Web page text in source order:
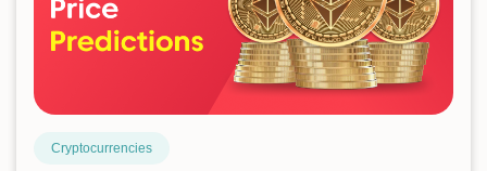
Cryptocurrencies